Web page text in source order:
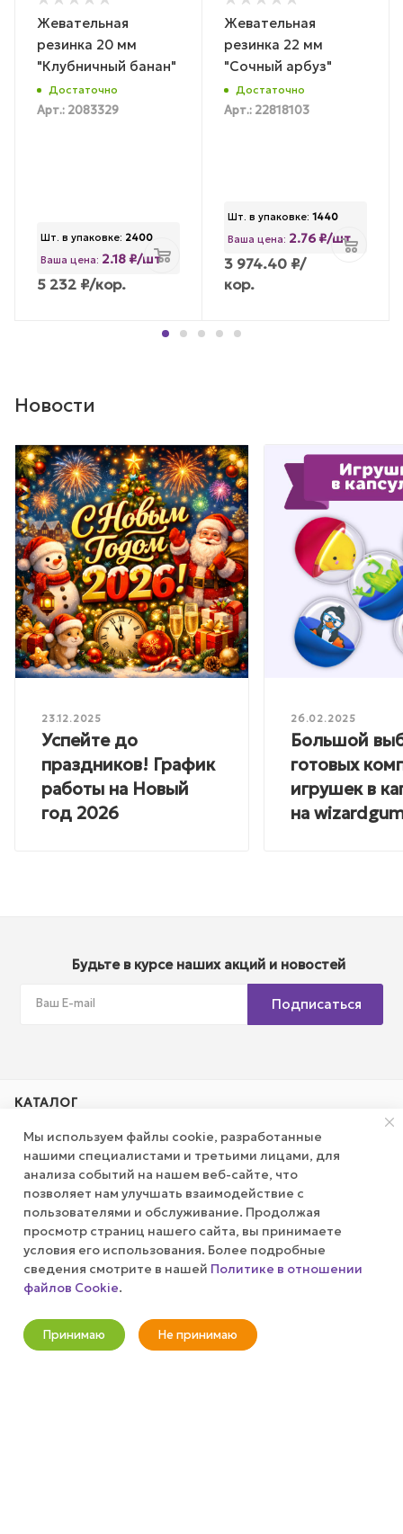
Жевательная
резинка 20 мм
"Клубничный банан"
Достаточно
Арт.: 2083329
Шт. в упаковке: 2400
Ваша цена: 2.18 ₽/шт
5 232 ₽/кор.
Жевательная
резинка 22 мм
"Сочный арбуз"
Достаточно
Арт.: 22818103
Шт. в упаковке: 1440
Ваша цена: 2.76 ₽/шт
3 974.40 ₽/
кор.
Новости
23.12.2025
Успейте до
праздников! График
работы на Новый
год 2026
26.02.2025
Большой
готовых
игрушек в
на
Будьте в курсе наших акций и новостей
Подписаться
КАТАЛОГ
КОМПАНИЯ
ПУБЛИЧНАЯ ОФЕРТА
КАК СДЕЛАТЬ ЗАКАЗ?
+7 (800) 100-37-51
Мы используем файлы cookie, разработанные
нашими специалистами и третьими лицами, для
анализа событий на нашем веб-сайте, что
позволяет нам улучшать взаимодействие с
пользователями и обслуживание. Продолжая
просмотр страниц нашего сайта, вы принимаете
условия его использования. Более подробные
сведения смотрите в нашей Политике в отношении
файлов Cookie.
Принимаю Не принимаю